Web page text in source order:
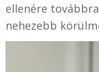
ellenére
nehezebb